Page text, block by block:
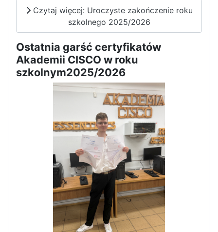
w Portugalii za nami!
Czytaj więcej: Uroczyste zakończenie roku
szkolnego 2025/2026
Ostatnia garść certyfikatów
Akademii CISCO w roku
szkolnym2025/2026